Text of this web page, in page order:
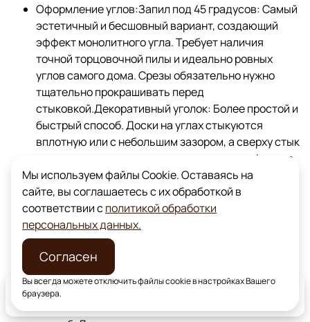
Оформление углов:Запил под 45 градусов: Самый
эстетичный и бесшовный вариант, создающий
эффект монолитного угла. Требует наличия
точной торцовочной пилы и идеально ровных
углов самого дома. Срезы обязательно нужно
тщательно прокрашивать перед
стыковкой.Декоративный уголок: Более простой и
быстрый способ. Доски на углах стыкуются
вплотную или с небольшим зазором, а сверху стык
закрывается деревянным уголком в цвет фасада.
Этот метод прощает небольшие огрехи в
подрезке.
Запил под 45 градусов: Самый эстетичный и
бесшовный вариант, создающий эффект
монолитного угла. Требует наличия точной
торцовочной пилы и идеально ровных углов
самого дома. Срезы обязательно нужно
тщательно прокрашивать перед стыковкой.
Декоративный уголок: Более простой и быстрый
Мы используем файлы Cookie. Оставаясь на
сайте, вы соглашаетесь с их обработкой в
соответствии сполитикой обработки
персональных данных.
Согласен
Вы всегда можете отключить файлы cookie в настройках Вашего
браузера.
Главная